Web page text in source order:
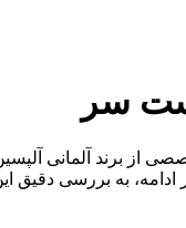
سر
از برند آلمانی
ادامه، به بررسی